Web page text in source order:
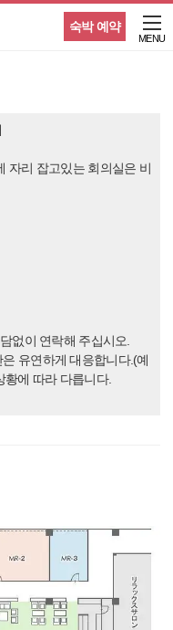
숙박 예약
MENU
자리 잡고있는 회의실은 비
없이 연락해 주십시오.
유연하게 대응합니다.(예
에 따라 다릅니다.